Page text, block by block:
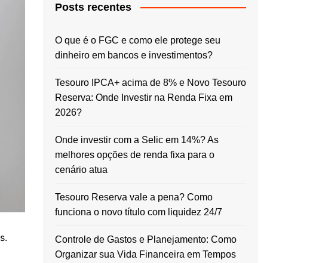
Posts recentes
O que é o FGC e como ele protege seu
dinheiro em bancos e investimentos?
Tesouro IPCA+ acima de 8% e Novo Tesouro
Reserva: Onde Investir na Renda Fixa em
2026?
Onde investir com a Selic em 14%? As
melhores opções de renda fixa para o
cenário atua
Tesouro Reserva vale a pena? Como
funciona o novo título com liquidez 24/7
Controle de Gastos e Planejamento: Como
Organizar sua Vida Financeira em Tempos